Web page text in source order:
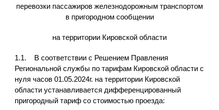
перевозки пассажиров железнодорожным транспортом
в пригородном сообщении
на территории Кировской области
1.1. В соответствии с Решением Правления
Региональной службы по тарифам Кировской области с
нуля часов 01.05.2024г. на территории Кировской
области устанавливается дифференцированный
пригородный тариф со стоимостью проезда: